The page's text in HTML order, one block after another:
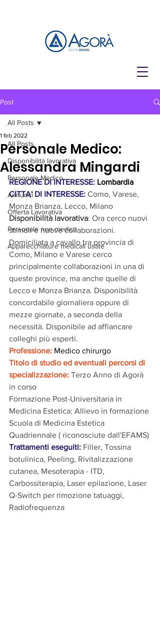
Post
All Posts
Disponibilità lavorativa
Personale Medico
Annunci
Offerta Lavorativa
Personale non medico
Apparecchiature medicali usate
All Posts
Personale Medico:
Alessandra Mingardi
1 feb 2022
REGIONE DI INTERESSE: Lombardia
CITTA' DI INTERESSE: Como, Varese,
Monza Brianza, Lecco, Milano
Disponibilità lavorativa: Ora cerco nuovi
stimoli e nuove collaborazioni.
Domiciliata a cavallo tra provincia di
Como, Milano e Varese cerco
principalmente collaborazioni in una di
queste province, ma anche quelle di
Lecco e Monza Brianza. Disponibilità
concordabile giornaliera oppure di
mezze giornate, a seconda della
necessità. Disponibile ad affiancare
colleghi più esperti.
Professione: Medico chirurgo
Titolo di studio ed eventuali percorsi di
specializzazione: Terzo Anno di Agorà
in corso
Formazione Post-Universitaria in
Medicina Estetica: Allievo in formazione
Scuola di Medicina Estetica
Quadriennale ( riconosciute dall'EFAMS)
Trattamenti eseguiti: Filler, Tossina
botulinica, Peeling, Rivitalizzazione
cutanea, Mesoterapia - ITD,
Carbossiterapia, Laser epilazione, Laser
Q-Switch per rimozione tatuaggi,
Radiofrequenza